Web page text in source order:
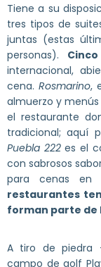
Tiene a su
tres tipos de
juntas (estas
personas).
internacional,
cena. Rosmarino,
almuerzo y
el restaurante
tradicional; aquí
Puebla 222es el
con sabrosos
para cenas en
restaurantes
forman parte de
A tiro de piedra
campo de golf